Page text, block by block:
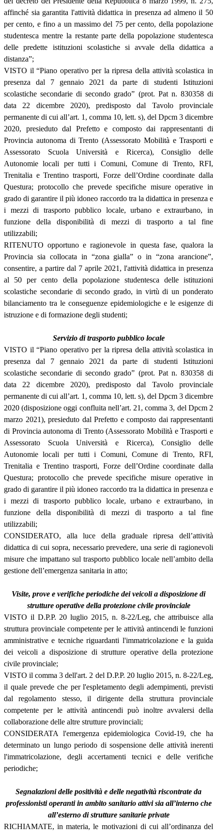
affinché sia garantita l'attività didattica in presenza ad almeno il 50
per cento, e fino a un massimo del 75 per cento, della popolazione
studentesca mentre la restante parte della popolazione studentesca
delle predette istituzioni scolastiche si avvale della didattica a
distanza”;
VISTO il “Piano operativo per la ripresa della attività scolastica in
presenza dal 7 gennaio 2021 da parte di studenti Istituzioni
scolastiche secondarie di secondo grado” (prot. Pat n. 830358 di
data 22 dicembre 2020), predisposto dal Tavolo provinciale
permanente di cui all’art. 1, comma 10, lett. s), del Dpcm 3 dicembre
2020, presieduto dal Prefetto e composto dai rappresentanti di
Provincia autonoma di Trento (Assessorato Mobilità e Trasporti e
Assessorato Scuola Università e Ricerca), Consiglio delle
Autonomie locali per tutti i Comuni, Comune di Trento, RFI,
Trenitalia e Trentino trasporti, Forze dell’Ordine coordinate dalla
Questura; protocollo che prevede specifiche misure operative in
grado di garantire il più idoneo raccordo tra la didattica in presenza e
i mezzi di trasporto pubblico locale, urbano e extraurbano, in
funzione della disponibilità di mezzi di trasporto a tal fine
utilizzabili;
RITENUTO opportuno e ragionevole in questa fase, qualora la
Provincia sia collocata in “zona gialla” o in “zona arancione”,
consentire, a partire dal 7 aprile 2021, l'attività didattica in presenza
al 50 per cento della popolazione studentesca delle istituzioni
scolastiche secondarie di secondo grado, in virtù di un ponderato
bilanciamento tra le conseguenze epidemiologiche e le esigenze di
istruzione e di formazione degli studenti;
Servizio di trasporto pubblico locale
VISTO il “Piano operativo per la ripresa della attività scolastica in
presenza dal 7 gennaio 2021 da parte di studenti Istituzioni
scolastiche secondarie di secondo grado” (prot. Pat n. 830358 di
data 22 dicembre 2020), predisposto dal Tavolo provinciale
permanente di cui all’art. 1, comma 10, lett. s), del Dpcm 3 dicembre
2020 (disposizione oggi confluita nell’art. 21, comma 3, del Dpcm 2
marzo 2021), presieduto dal Prefetto e composto dai rappresentanti
di Provincia autonoma di Trento (Assessorato Mobilità e Trasporti e
Assessorato Scuola Università e Ricerca), Consiglio delle
Autonomie locali per tutti i Comuni, Comune di Trento, RFI,
Trenitalia e Trentino trasporti, Forze dell’Ordine coordinate dalla
Questura; protocollo che prevede specifiche misure operative in
grado di garantire il più idoneo raccordo tra la didattica in presenza e
i mezzi di trasporto pubblico locale, urbano e extraurbano, in
funzione della disponibilità di mezzi di trasporto a tal fine
utilizzabili;
CONSIDERATO, alla luce della graduale ripresa dell’attività
didattica di cui sopra, necessario prevedere, una serie di ragionevoli
misure che impattano sul trasporto pubblico locale nell’ambito della
gestione dell’emergenza sanitaria in atto;
Visite, prove e verifiche periodiche dei veicoli a disposizione di
strutture operative della protezione civile provinciale
VISTO il D.P.P. 20 luglio 2015, n. 8-22/Leg, che attribuisce alla
struttura provinciale competente per le attività antincendi le funzioni
amministrative e tecniche riguardanti l'immatricolazione e la guida
dei veicoli a disposizione di strutture operative della protezione
civile provinciale;
VISTO il comma 3 dell'art. 2 del D.P.P. 20 luglio 2015, n. 8-22/Leg,
il quale prevede che per l'espletamento degli adempimenti, previsti
dal regolamento stesso, il dirigente della struttura provinciale
competente per le attività antincendi può inoltre avvalersi della
collaborazione delle altre strutture provinciali;
CONSIDERATA l'emergenza epidemiologica Covid-19, che ha
determinato un lungo periodo di sospensione delle attività inerenti
l'immatricolazione, degli accertamenti tecnici e delle verifiche
periodiche;
Segnalazioni delle positività e delle negatività riscontrate da
professionisti operanti in ambito sanitario attivi sia all’interno che
all’esterno di strutture sanitarie private
RICHIAMATE, in materia, le motivazioni di cui all’ordinanza del